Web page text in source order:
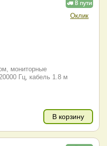
Оклик
мониторные
Гц, кабель 1.8 м
В корзину